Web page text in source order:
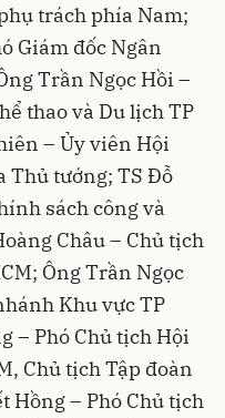
trách phía Nam;
Giám đốc Ngân
Trần Ngọc Hồi –
thao và Du lịch TP
– Ủy viên Hội
Thủ tướng; TS Đỗ
sách công và
Châu – Chủ tịch
Ông Trần Ngọc
Khu vực TP
– Phó Chủ tịch Hội
Chủ tịch Tập đoàn
Hồng – Phó Chủ tịch